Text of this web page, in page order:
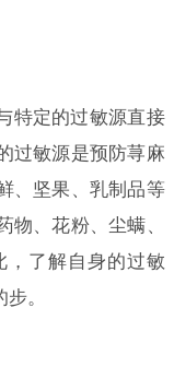
特定的过敏源直接
过敏源是预防荨麻
、坚果、乳制品等
、花粉、尘螨、
，了解自身的过敏
。